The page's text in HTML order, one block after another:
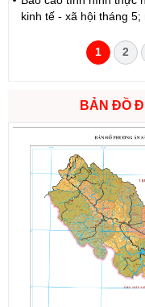
kinh tế - xã hội tháng
1 2
BẢN ĐỒ